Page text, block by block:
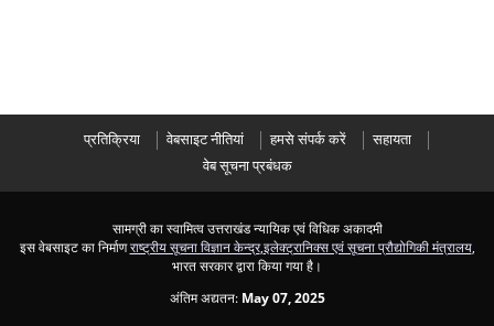
प्रतिक्रिया वेबसाइट नीतियां हमसे संपर्क करें
सहायता
वेब सूचना प्रबंधक
सामग्री का स्वामित्व उत्तराखंड न्यायिक एवं विधिक अकादमी
इस वेबसाइट का निर्माणराष्ट्रीय सूचना विज्ञान केन्द्र,इलेक्ट्रानिक्स एवं सूचना प्रौद्योगिकी मंत्रालय,
भारत सरकार द्वारा किया गया है।
अंतिम अद्यतन: May 07, 2025